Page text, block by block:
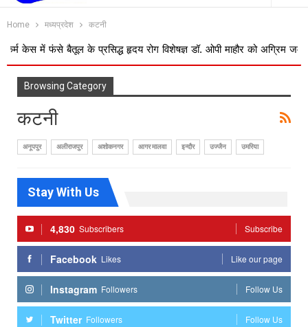
Home मध्यप्रदेश कटनी
फंसे बैतूल के प्रसिद्ध हृदय रोग विशेषज्ञ डॉ. ओपी माहौर को अग्रिम जमानत
Browsing Category
कटनी
अनूपपुर अलीराजपुर अशोकनगर आगर मालवा इन्दौर उज्जैन उमरिया
Stay With Us
4,830 Subscribers Subscribe
Facebook Likes Like our page
Instagram Followers Follow Us
Twitter Followers Follow Us